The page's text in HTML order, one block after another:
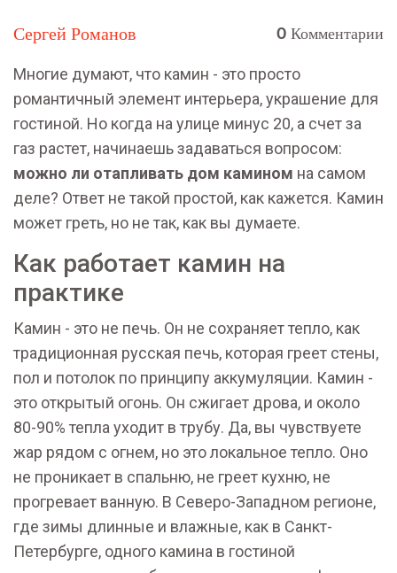
Сергей Романов 0 Комментарии
Многие думают, что камин - это просто
романтичный элемент интерьера, украшение для
гостиной. Но когда на улице минус 20, а счет за
газ растет, начинаешь задаваться вопросом:
можно ли отапливать дом камином на самом
деле? Ответ не такой простой, как кажется. Камин
может греть, но не так, как вы думаете.
Как работает камин на
практике
Камин - это не печь. Он не сохраняет тепло, как
традиционная русская печь, которая греет стены,
пол и потолок по принципу аккумуляции. Камин -
это открытый огонь. Он сжигает дрова, и около
80-90% тепла уходит в трубу. Да, вы чувствуете
жар рядом с огнем, но это локальное тепло. Оно
не проникает в спальню, не греет кухню, не
прогревает ванную. В Северо-Западном регионе,
где зимы длинные и влажные, как в Санкт-
Петербурге, одного камина в гостиной